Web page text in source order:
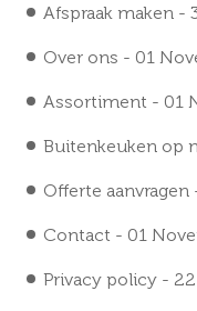
Afspraak maken -
Over ons - 01
Assortiment - 01
Buitenkeuken op
Offerte aanvragen
Contact - 01
Privacy policy -